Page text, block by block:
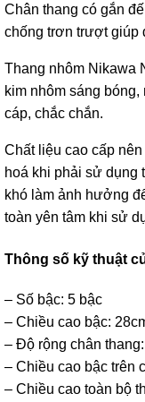
Chân thang có gắn
chống trơn trượt giúp
Thang nhôm Nikawa
kim nhôm sáng
cáp, chắc chắn.
Chất liệu cao cấp
hoá khi phải sử dụng
khó làm ảnh hưởng
toàn yên tâm khi sử
Thông số kỹ thuật
– Số bậc: 5 bậc
– Chiều cao bậc:
– Độ rộng chân
– Chiều cao bậc trên
– Chiều cao toàn bộ